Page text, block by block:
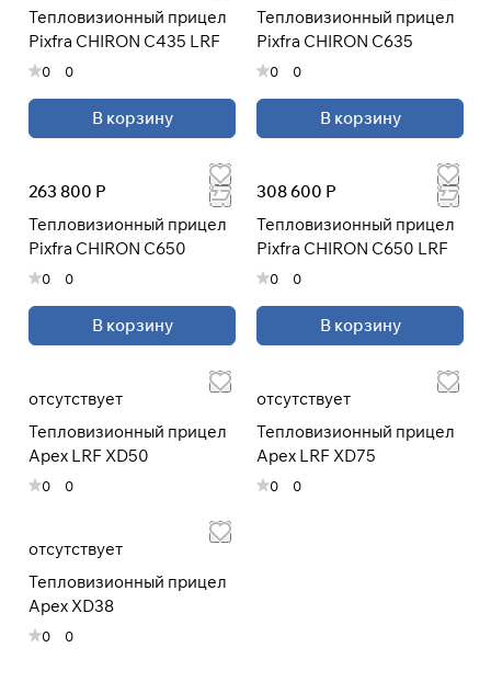
Тепловизионный прицел
Pixfra CHIRON C435 LRF
0 0
В корзину
Тепловизионный прицел
Pixfra CHIRON C635
0 0
В корзину
263 800 Р
Тепловизионный прицел
Pixfra CHIRON C650
0 0
В корзину
308 600 Р
Тепловизионный прицел
Pixfra CHIRON C650 LRF
0 0
В корзину
отсутствует
Тепловизионный прицел
Apex LRF XD50
0 0
отсутствует
Тепловизионный прицел
Apex LRF XD75
0 0
отсутствует
Тепловизионный прицел
Apex XD38
0 0
Оставшиеся
% будут
списываться
с вашей карты
каждые 2 недели
* При оплате черезПЛАЙТ
скидки по купонам не
применяются.
об оплате Плайтом
25
раз в 2
недели
Остались вопросы?
8 800 302-02-51
plait.ru